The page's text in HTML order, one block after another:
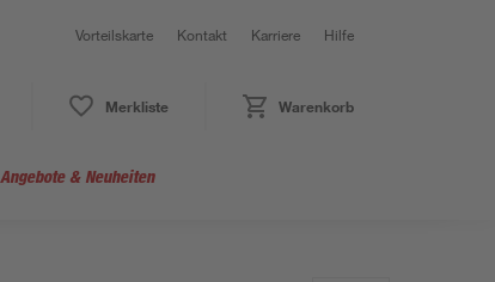
Vorteilskarte Kontakt Karriere Hilfe
Merkliste Warenkorb
Angebote & Neuheiten